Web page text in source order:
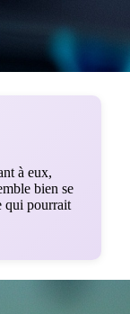
à eux,
bien se
qui pourrait